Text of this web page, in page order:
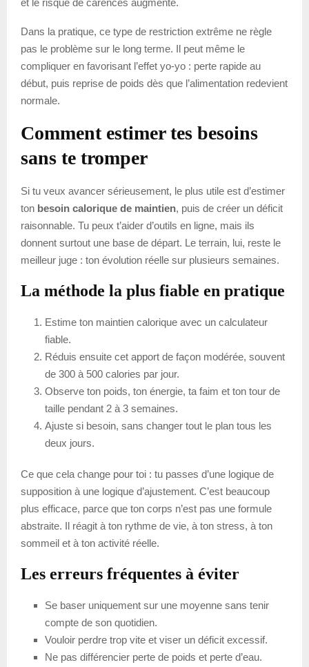
Dans la pratique, ce type de restriction extrême ne règle
pas le problème sur le long terme. Il peut même le
compliquer en favorisant l’effet yo-yo : perte rapide au
début, puis reprise de poids dès que l’alimentation redevient
normale.
Comment estimer tes besoins
sans te tromper
Si tu veux avancer sérieusement, le plus utile est d’estimer
ton besoin calorique de maintien, puis de créer un déficit
raisonnable. Tu peux t’aider d’outils en ligne, mais ils
donnent surtout une base de départ. Le terrain, lui, reste le
meilleur juge : ton évolution réelle sur plusieurs semaines.
La méthode la plus fiable en pratique
Estime ton maintien calorique avec un calculateur
fiable.
Réduis ensuite cet apport de façon modérée, souvent
de 300 à 500 calories par jour.
Observe ton poids, ton énergie, ta faim et ton tour de
taille pendant 2 à 3 semaines.
Ajuste si besoin, sans changer tout le plan tous les
deux jours.
Ce que cela change pour toi : tu passes d’une logique de
supposition à une logique d’ajustement. C’est beaucoup
plus efficace, parce que ton corps n’est pas une formule
abstraite. Il réagit à ton rythme de vie, à ton stress, à ton
sommeil et à ton activité réelle.
Les erreurs fréquentes à éviter
Se baser uniquement sur une moyenne sans tenir
compte de son quotidien.
Vouloir perdre trop vite et viser un déficit excessif.
Ne pas différencier perte de poids et perte d’eau.